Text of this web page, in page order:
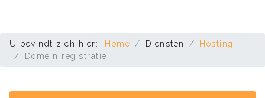
U bevindt zich hier: Home Diensten
Hosting
Domein registratie